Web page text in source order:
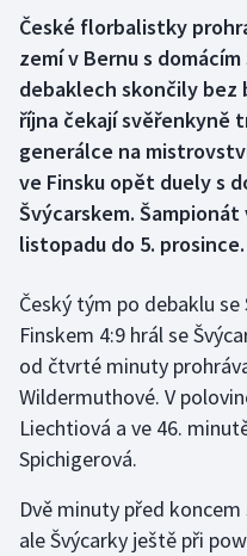
Box
Curling
Dostihy
Florbal
Futsal
Golf
Gymnastika
Házená
Jezdectví
České florbalistky
zemí v Bernu s
debaklech skončily bez
října čekají svěřenkyně
generálce na
ve Finsku opět duely s
Švýcarskem. Šampionát
listopadu do 5. prosince.
Český tým po debaklu se
Finskem 4:9 hrál se
od čtvrté minuty
Wildermuthové. V
Liechtiová a ve 46.
Spichigerová.
Dvě minuty před
ale Švýcarky ještě při